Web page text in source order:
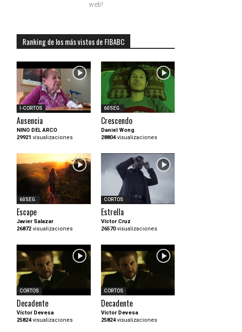
web!
Ranking de los más vistos de FIBABC
I-CORTOS
Ausencia
NINO DEL ARCO
29921 visualizaciones
60SEG.
Crescendo
Daniel Wong
28804visualizaciones
60SEG.
Escape
Javier Salazar
26872 visualizaciones
CORTOS
Estrella
Víctor Cruz
26570visualizaciones
CORTOS
Decadente
Víctor Devesa
25824visualizaciones
CORTOS
Decadente
Víctor Devesa
25824visualizaciones